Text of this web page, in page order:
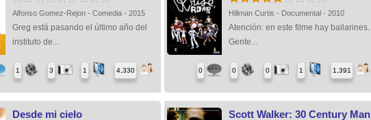
Alfonso Gomez-Rejon - Comedia - 2015
Greg está pasando el último año del
instituto de...
1 3 1 4,330
Hillman Curtis - Documental - 2010
Atención: en este filme hay bailarines.
Gente...
0 0 0 1 1,391
Desde mi cielo Scott Walker: 30 Century Man